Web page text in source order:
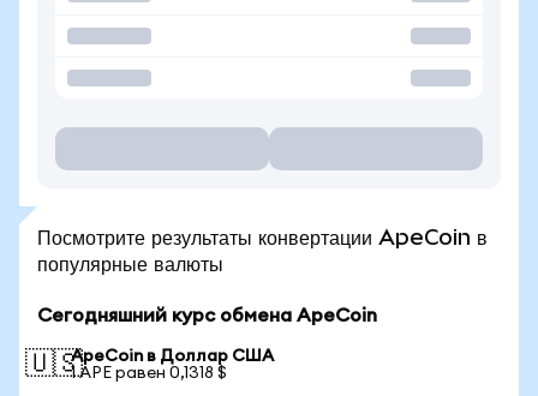
Посмотрите результаты конвертации ApeCoin в
популярные валюты
Сегодняшний курс обмена ApeCoin
🇺🇸ApeCoin в Доллар США
1 APE равен 0,1318 $